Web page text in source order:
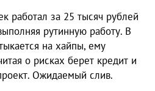
работал за 25 тысяч рублей
рутинную работу. В
на хайпы, ему
о рисках берет кредит и
Ожидаемый слив.